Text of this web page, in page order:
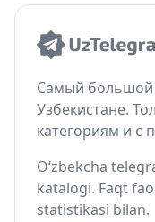
Самый большой
Узбекистане.
категориям и с
O‘zbekcha
katalogi. Faqt
statistikasi bilan.